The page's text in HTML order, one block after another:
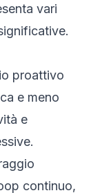
vari
proattivo
e meno
e
continuo,